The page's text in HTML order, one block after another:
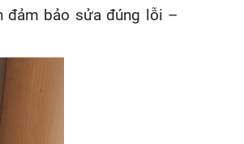
đảm bảo sửa đúng lỗi –